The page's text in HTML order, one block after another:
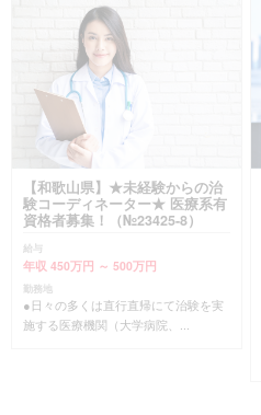
【和歌山県】★未経験からの治
験コーディネーター★ 医療系有
資格者募集！（№23425-8）
給与
年収 450万円 ～ 500万円
勤務地
●日々の多くは直行直帰にて治験を実
施する医療機関（大学病院、...